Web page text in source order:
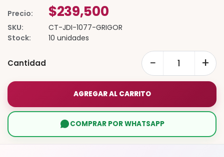
Precio: $239,500
SKU:
CT-JDI-1077-GRIGOR
Stock:
10 unidades
Cantidad − +
AGREGAR AL CARRITO
COMPRAR POR WHATSAPP